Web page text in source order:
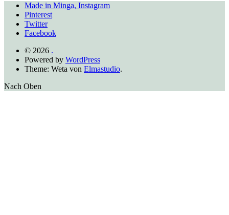
Made in Minga, Instagram
Pinterest
Twitter
Facebook
© 2026 .
Powered by WordPress
Theme: Weta von Elmastudio.
Nach Oben